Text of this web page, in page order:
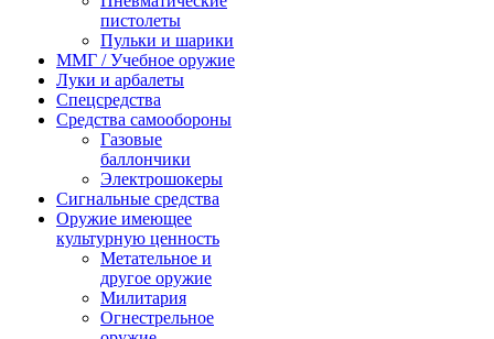
пистолеты
Пульки и шарики
ММГ / Учебное оружие
Луки и арбалеты
Спецсредства
Средства самообороны
Газовые
баллончики
Электрошокеры
Сигнальные средства
Оружие имеющее
культурную ценность
Метательное и
другое оружие
Милитария
Огнестрельное